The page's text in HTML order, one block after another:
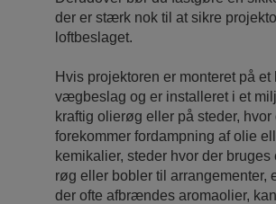
der er stærk nok til at sikre
loftbeslaget.
Hvis projektoren er monteret på et
vægbeslag og er installeret i et
kraftig olierøg eller på steder, hvor
forekommer fordampning af olie
kemikalier, steder hvor der bruges
røg eller bobler til arrangementer,
der ofte afbrændes aromaolier,